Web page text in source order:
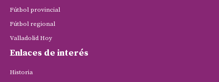
Fútbol provincial
Fútbol regional
Valladolid Hoy
Enlaces de interés
Historia